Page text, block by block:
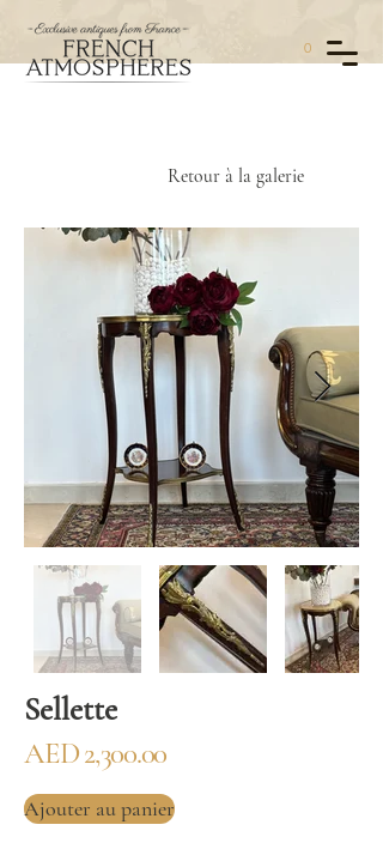
0
Retour à la galerie
Sellette
AED 2,300.00
Ajouter au panier